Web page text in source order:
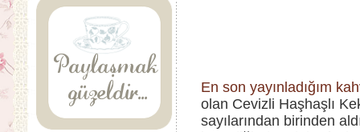
En son yayınladığım
olan Cevizli Haşhaşlı
sayılarından birinden